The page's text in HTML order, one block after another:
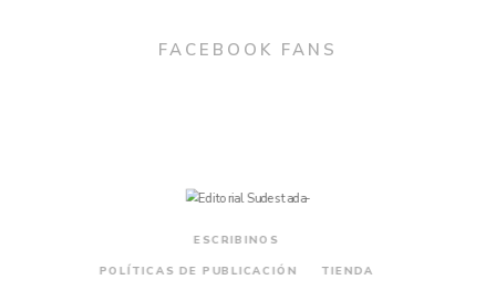
FACEBOOK FANS
ESCRIBINOS
POLÍTICAS DE PUBLICACIÓN TIENDA